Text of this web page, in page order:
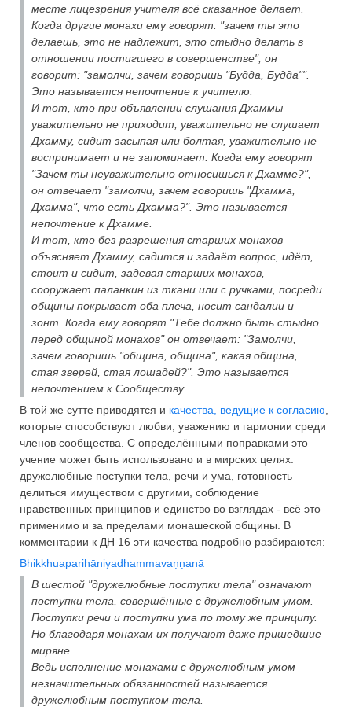
месте лицезрения учителя всё сказанное делает.
Когда другие монахи ему говорят: "зачем ты это
делаешь, это не надлежит, это стыдно делать в
отношении постигшего в совершенстве", он
говорит: "замолчи, зачем говоришь "Будда, Будда"".
Это называется непочтение к учителю.
И тот, кто при объявлении слушания Дхаммы
уважительно не приходит, уважительно не слушает
Дхамму, сидит засыпая или болтая, уважительно не
воспринимает и не запоминает. Когда ему говорят
"Зачем ты неуважительно относишься к Дхамме?",
он отвечает "замолчи, зачем говоришь "Дхамма,
Дхамма", что есть Дхамма?". Это называется
непочтение к Дхамме.
И тот, кто без разрешения старших монахов
объясняет Дхамму, садится и задаёт вопрос, идёт,
стоит и сидит, задевая старших монахов,
сооружает паланкин из ткани или с ручками, посреди
общины покрывает оба плеча, носит сандалии и
зонт. Когда ему говорят "Тебе должно быть стыдно
перед общиной монахов" он отвечает: "Замолчи,
зачем говоришь "община, община", какая община,
стая зверей, стая лошадей?". Это называется
непочтением к Сообществу.
В той же сутте приводятся и качества, ведущие к согласию
которые способствуют любви, уважению и гармонии среди
членов сообщества. С определёнными поправками это
учение может быть использовано и в мирских целях:
дружелюбные поступки тела, речи и ума, готовность
делиться имуществом с другими, соблюдение
нравственных принципов и единство во взглядах - всё это
применимо и за пределами монашеской общины. В
комментарии к ДН 16 эти качества подробно разбираются:
Bhikkhuaparihāniyadhammavaṇṇanā
В шестой "дружелюбные поступки тела" означают
поступки тела, совершённые с дружелюбным умом.
Поступки речи и поступки ума по тому же принципу.
Но благодаря монахам их получают даже пришедшие
миряне.
Ведь исполнение монахами с дружелюбным умом
незначительных обязанностей называется
дружелюбным поступком тела.